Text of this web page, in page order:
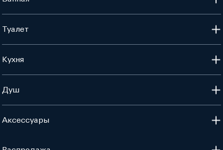
Туалет
Кухня
Душ
Аксессуары